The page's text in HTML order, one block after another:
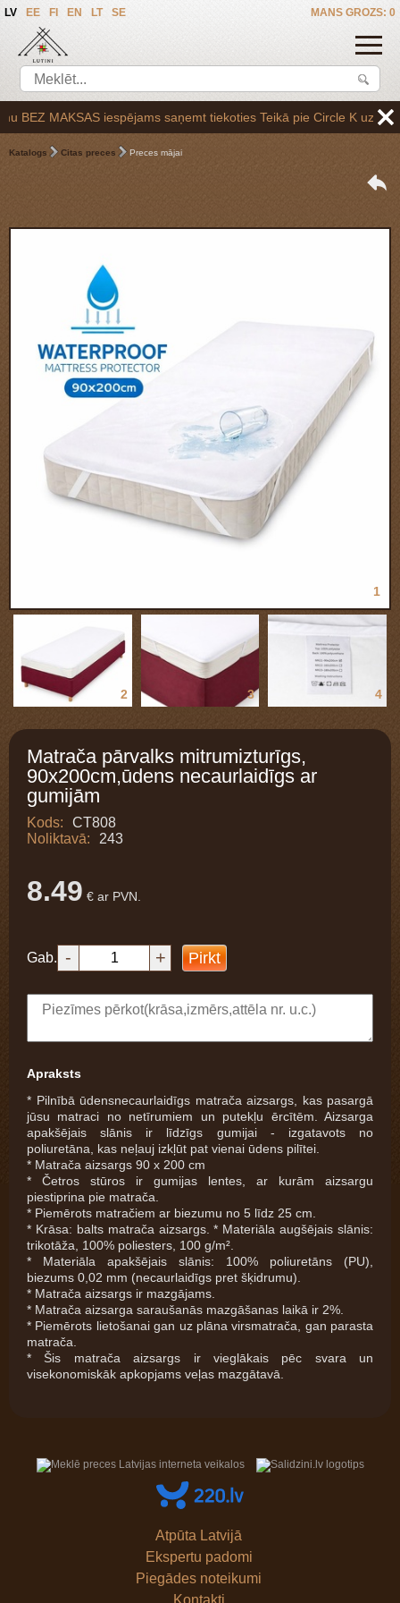
MANS GROZS: 0
LV EE FI EN LT SE
MAKSAS iespējams saņemt tiekoties Teikā pie Circle K
Katalogs Citas preces Preces mājai
1
2 3 4
Matrača pārvalks mitrumizturīgs,
90x200cm,ūdens necaurlaidīgs ar
gumijām
Kods:
CT808
Noliktavā:
243
8.49 € ar PVN.
Gab. - + Pirkt
Apraksts
* Pilnībā ūdensnecaurlaidīgs matrača aizsargs, kas pasargā
jūsu matraci no netīrumiem un putekļu ērcītēm. Aizsarga
apakšējais slānis ir līdzīgs gumijai - izgatavots no
poliuretāna, kas neļauj izkļūt pat vienai ūdens pilītei.
* Matrača aizsargs 90 x 200 cm
* Četros stūros ir gumijas lentes, ar kurām aizsargu
piestiprina pie matrača.
* Piemērots matračiem ar biezumu no 5 līdz 25 cm.
* Krāsa: balts matrača aizsargs. * Materiāla augšējais slānis:
trikotāža, 100% poliesters, 100 g/m².
* Materiāla apakšējais slānis: 100% poliuretāns (PU),
biezums 0,02 mm (necaurlaidīgs pret šķidrumu).
* Matrača aizsargs ir mazgājams.
* Matrača aizsarga saraušanās mazgāšanas laikā ir 2%.
* Piemērots lietošanai gan uz plāna virsmatrača, gan parasta
matrača.
* Šis matrača aizsargs ir vieglākais pēc svara un
visekonomiskāk apkopjams veļas mazgātavā.
Atpūta Latvijā
Ekspertu padomi
Piegādes noteikumi
Kontakti